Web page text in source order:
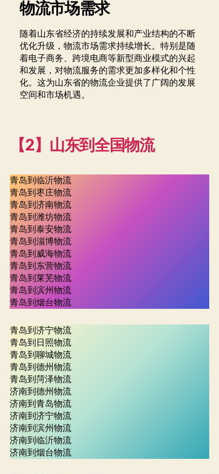
物流市场需求
随着山东省经济的持续发展和产业结构的不断
优化升级，物流市场需求持续增长。特别是随
着电子商务、跨境电商等新型商业模式的兴起
和发展，对物流服务的需求更加多样化和个性
化。这为山东省的物流企业提供了广阔的发展
空间和市场机遇。
【2】山东到全国物流
青岛到临沂物流
青岛到枣庄物流
青岛到济南物流
青岛到潍坊物流
青岛到泰安物流
青岛到淄博物流
青岛到威海物流
青岛到东营物流
青岛到莱芜物流
青岛到滨州物流
青岛到烟台物流
青岛到济宁物流
青岛到日照物流
青岛到聊城物流
青岛到德州物流
青岛到菏泽物流
济南到德州物流
济南到青岛物流
济南到济宁物流
济南到滨州物流
济南到临沂物流
济南到烟台物流